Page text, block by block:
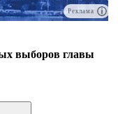
Реклама
выборов главы